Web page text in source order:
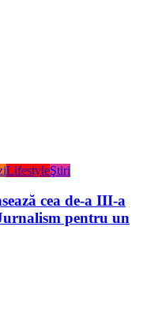
LifestyleŞtiri
cea de-a III-a
pentru un